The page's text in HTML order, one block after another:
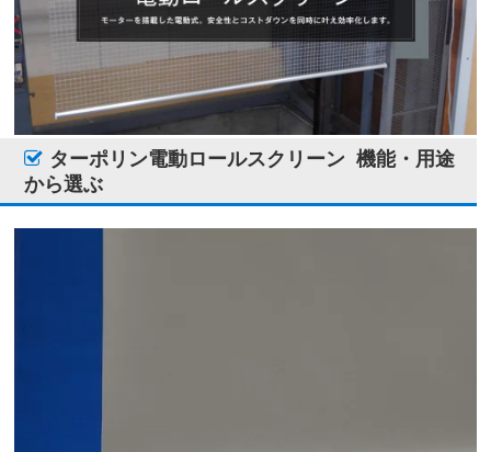
ターポリン電動ロールスクリーン 機能・用途
から選ぶ